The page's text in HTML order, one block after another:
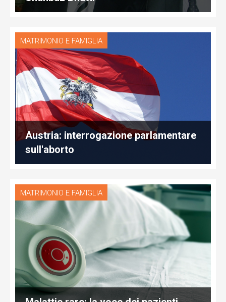
MATRIMONIO E FAMIGLIA
Austria: interrogazione parlamentare
sull'aborto
MATRIMONIO E FAMIGLIA